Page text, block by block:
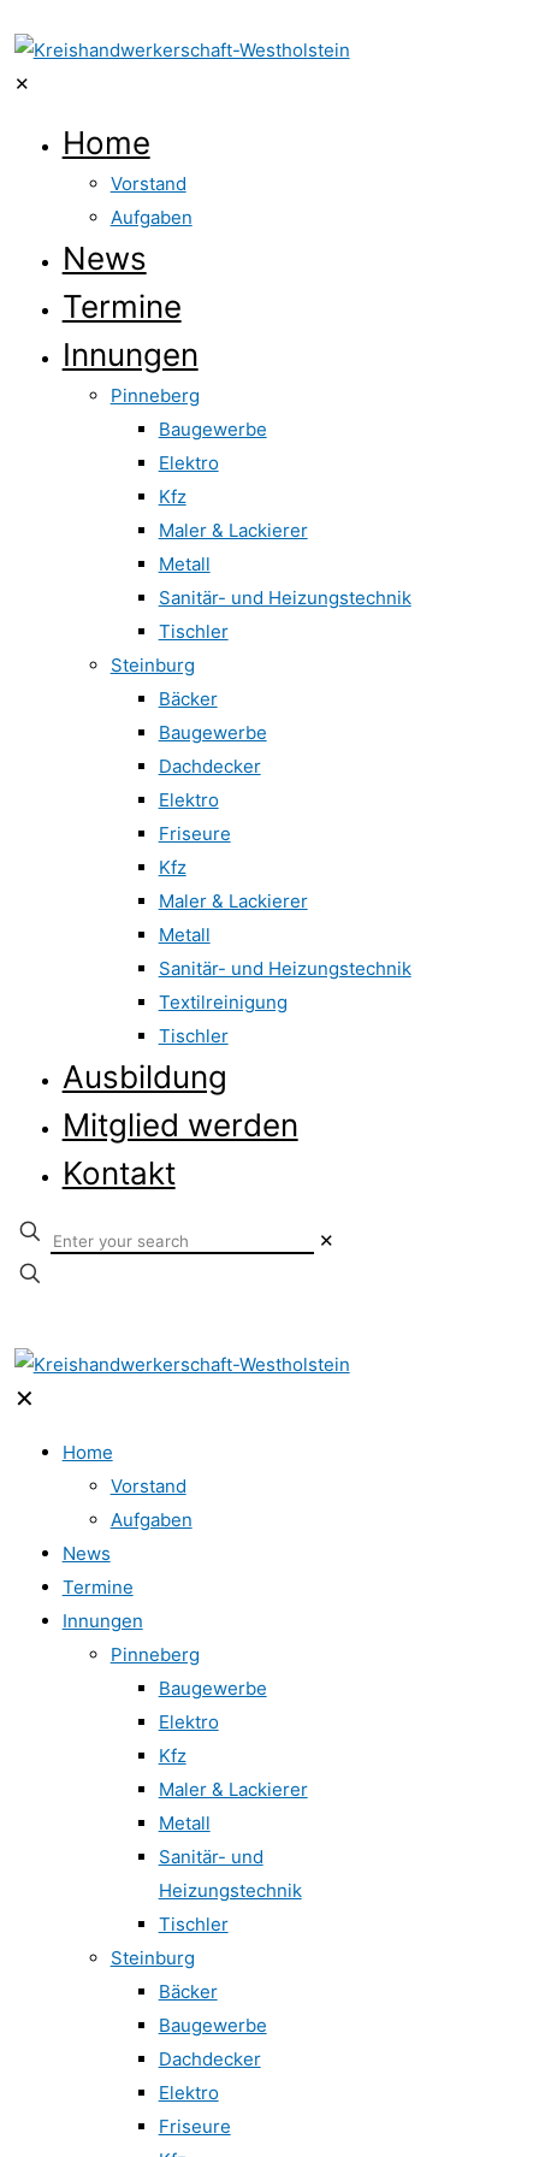
✕
Home
Vorstand
Aufgaben
News
Termine
Innungen
Pinneberg
Baugewerbe
Elektro
Kfz
Maler & Lackierer
Metall
Sanitär- und Heizungstechnik
Tischler
Steinburg
Bäcker
Baugewerbe
Dachdecker
Elektro
Friseure
Kfz
Maler & Lackierer
Metall
Sanitär- und Heizungstechnik
Textilreinigung
Tischler
Ausbildung
Mitglied werden
Kontakt
✕
✕
Home
Vorstand
Aufgaben
News
Termine
Innungen
Pinneberg
Baugewerbe
Elektro
Kfz
Maler & Lackierer
Metall
Sanitär- und
Heizungstechnik
Tischler
Steinburg
Bäcker
Baugewerbe
Dachdecker
Elektro
Friseure